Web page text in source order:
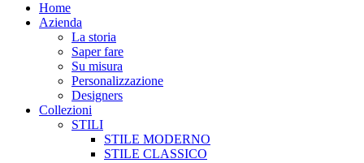
Home
Azienda
La storia
Saper fare
Su misura
Personalizzazione
Designers
Collezioni
STILI
STILE MODERNO
STILE CLASSICO